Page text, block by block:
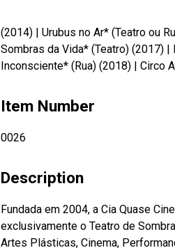
(2014) | Urubus no Ar* (Teatro ou
Sombras da Vida* (Teatro) (2017) |
Inconsciente* (Rua) (2018) | Circo
Item Number
0026
Description
Fundada em 2004, a Cia Quase
exclusivamente o Teatro de
Artes Plásticas, Cinema,